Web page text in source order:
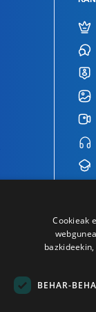
Cookieak
BEHAR-